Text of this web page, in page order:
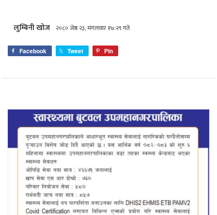
लुम्बिनी खोज २०८० जेष्ठ २३, मंगलवार १७:२९ गते
Facebook Tweet Pin